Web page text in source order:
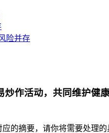
险并存
作活动，共同维护
的摘要，请你将需要处理